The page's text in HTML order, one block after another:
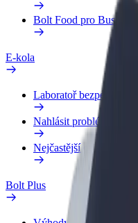
Bolt Food pro Business
E-kola
Laboratoř bezpečnosti
Nahlásit problém
Nejčastější otázky
Bolt Plus